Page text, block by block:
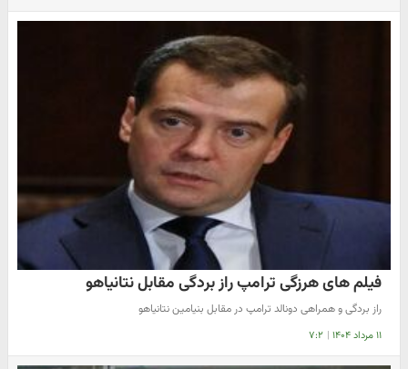
فیلم های هرزگی ترامپ راز بردگی مقابل نتانیاهو
راز بردگی و همراهی دونالد ترامپ در مقابل بنیامین نتانیاهو
۱۱ مرداد ۱۴۰۴ | ۷:۲